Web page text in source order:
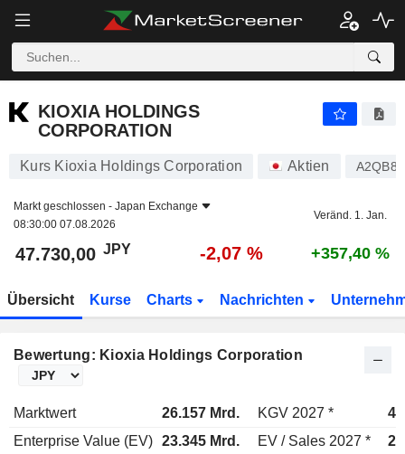
KIOXIA HOLDINGS
CORPORATION
Kurs Kioxia Holdings Corporation Aktien
Markt geschlossen - Japan Exchange
08:30:00 07.08.2026
Veränd. 1. Jan.
47.730,00 JPY -2,07 % +357,40 %
Übersicht Kurse Charts Nachrichten
Bewertung: Kioxia Holdings Corporation
Marktwert 26.157 Mrd. KGV 2027 *
Enterprise Value (EV) 23.345 Mrd. EV / Sales 2027 *